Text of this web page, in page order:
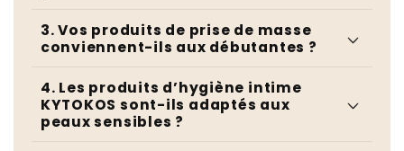
3. Vos produits de prise de masse
conviennent-ils aux débutantes ?
4. Les produits d’hygiène intime
KYTOKOS sont-ils adaptés aux
peaux sensibles ?